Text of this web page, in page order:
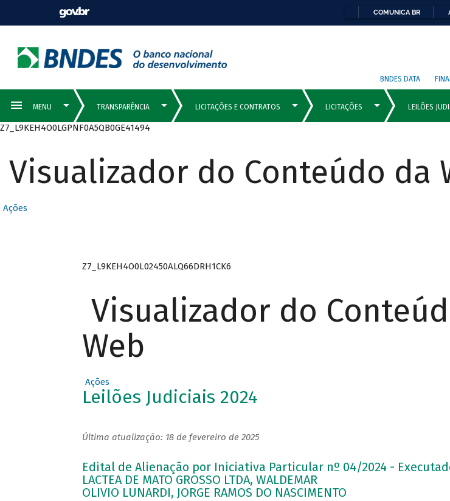
COMUNICA BR
BNDES DATA
Z7_L9KEH4O0LGPNF0A5QB0GE41494
Visualizador do Conteúdo da
Ações
Z7_L9KEH4O0L02450ALQ66DRH1CK6
Visualizador do
Web
Ações
Leilões Judiciais 2024
Última atualização: 18 de fevereiro de 2025
Edital de Alienação por Iniciativa Particular nº 04/2024 -
LACTEA DE MATO GROSSO LTDA, WALDEMAR
OLIVIO LUNARDI, JORGE RAMOS DO NASCIMENTO